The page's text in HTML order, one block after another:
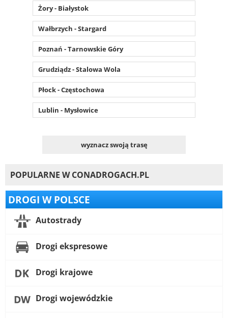
Żory - Białystok
Wałbrzych - Stargard
Poznań - Tarnowskie Góry
Grudziądz - Stalowa Wola
Płock - Częstochowa
Lublin - Mysłowice
wyznacz swoją trasę
POPULARNE W CONADROGACH.PL
DROGI W POLSCE
Autostrady
Drogi ekspresowe
Drogi krajowe
Drogi wojewódzkie